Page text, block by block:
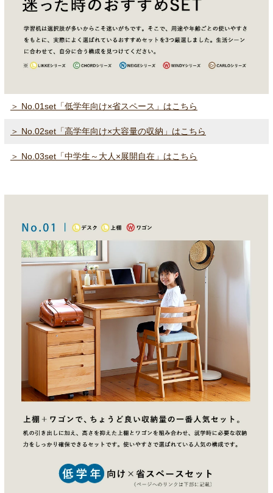
＞ No.01set「低学年向け×省スペース」はこちら
＞ No.02set「高学年向け×大容量の収納」はこちら
＞ No.03set「中学生～大人×展開自在」はこちら